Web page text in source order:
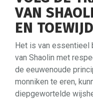
VAN
EN
Het is van essentieel
van Shaolin met
de eeuwenoude
monniken te eren,
diepgewortelde